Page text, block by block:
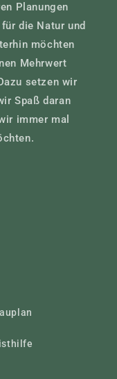
Planungen
die Natur und
möchten
Mehrwert
setzen wir
Spaß daran
immer mal